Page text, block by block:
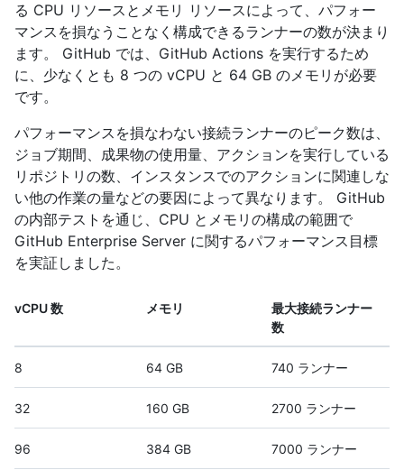
る CPU リソースとメモリ リソースによって、パフォー
マンスを損なうことなく構成できるランナーの数が決まり
ます。 GitHub では、GitHub Actions を実行するため
に、少なくとも 8 つの vCPU と 64 GB のメモリが必要
です。
パフォーマンスを損なわない接続ランナーのピーク数は、
ジョブ期間、成果物の使用量、アクションを実行している
リポジトリの数、インスタンスでのアクションに関連しな
い他の作業の量などの要因によって異なります。 GitHub
の内部テストを通じ、CPU とメモリの構成の範囲で
GitHub Enterprise Server に関するパフォーマンス目標
を実証しました。
vCPU 数 メモリ
最大接続ランナー
数
8 64 GB 740 ランナー
32 160 GB 2700 ランナー
96 384 GB 7000 ランナー